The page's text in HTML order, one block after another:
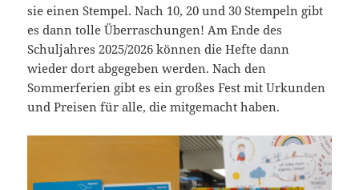
sie einen Stempel. Nach 10, 20 und 30 Stempeln gibt
es dann tolle Überraschungen! Am Ende des
Schuljahres 2025/2026 können die Hefte dann
wieder dort abgegeben werden. Nach den
Sommerferien gibt es ein großes Fest mit Urkunden
und Preisen für alle, die mitgemacht haben.